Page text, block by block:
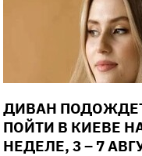
ДИВАН
ПОЙТИ В КИЕВЕ
НЕДЕЛЕ, 3 – 7